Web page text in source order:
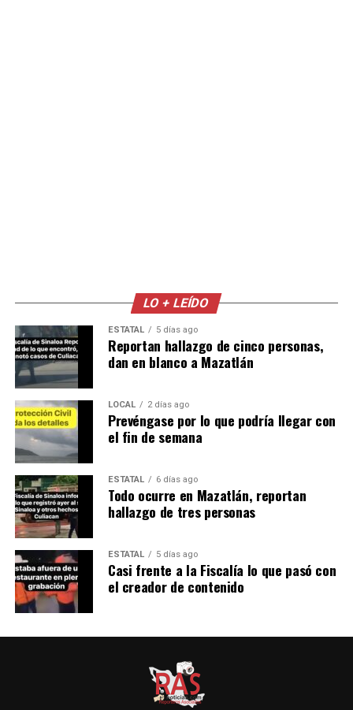
LO + LEÍDO
ESTATAL 5 días ago
Reportan hallazgo de cinco personas,
dan en blanco a Mazatlán
LOCAL 2 días ago
Prevéngase por lo que podría llegar con
el fin de semana
ESTATAL 6 días ago
Todo ocurre en Mazatlán, reportan
hallazgo de tres personas
ESTATAL 5 días ago
Casi frente a la Fiscalía lo que pasó con
el creador de contenido